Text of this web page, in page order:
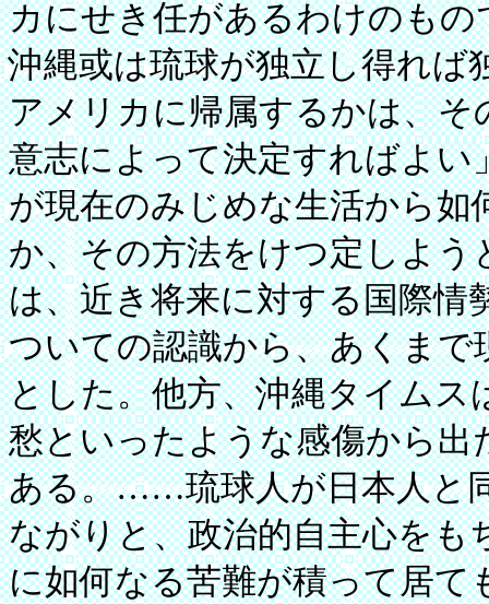
カにせき任があるわけのも
沖縄或は琉球が独立し得れば
アメリカに帰属するかは、
意志によって決定すればよい
が現在のみじめな生活から如
か、その方法をけつ定しよ
は、近き将来に対する国際情
ついての認識から、あくま
とした。他方、沖縄タイムス
愁といったような感傷から
ある。……琉球人が日本人と
ながりと、政治的自主心をも
に如何なる苦難が積って居